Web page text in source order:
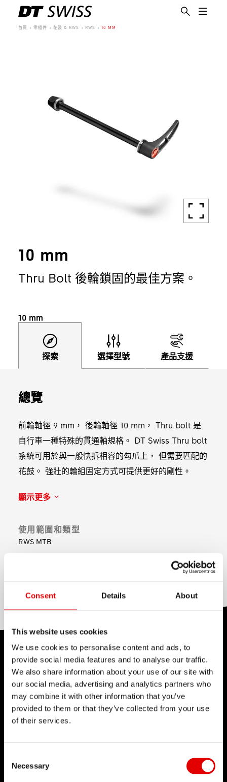
Consent Details About
This website uses cookies
We use cookies to personalise content and ads, to
provide social media features and to analyse our traffic.
We also share information about your use of our site with
our social media, advertising and analytics partners who
may combine it with other information that you’ve
provided to them or that they’ve collected from your use
of their services.
Necessary
首頁 零組件 花鼓 & RWS RWS 10 MM
10 mm
Thru Bolt 後輪鎖固的最佳方案。
10 mm
探索 選擇型號 產品支援
總覽
前輪軸徑 9 mm， 後輪軸徑 10 mm， Thru bolt 是
自行車一種特殊的貫通軸規格。 DT Swiss Thru bolt
系統可用於與一般快拆相容的勾爪上， 但需要匹配的
花鼓。 強壯的輪組固定方式可提供更好的剛性。
顯示更多
使用範圍和類型
RWS MTB
技術
我們對於工程藝術深信不疑，並為了追求卓越的產品
開發流程而努力。我們的理念是透過內部研發的技術
來不斷地突破極限。